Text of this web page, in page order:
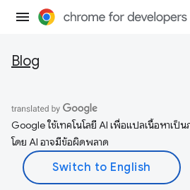
Blog
Google ใช้เทคโนโลยี AI เพื่อแปลเนื้อหาเป็
โดย AI อาจมีข้อผิดพลาด